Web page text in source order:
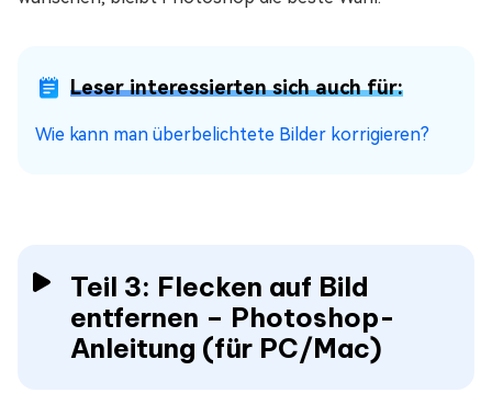
Leser interessierten sich auch für:
Wie kann man überbelichtete Bilder korrigieren?
Teil 3: Flecken auf Bild
entfernen – Photoshop-
Anleitung (für PC/Mac)